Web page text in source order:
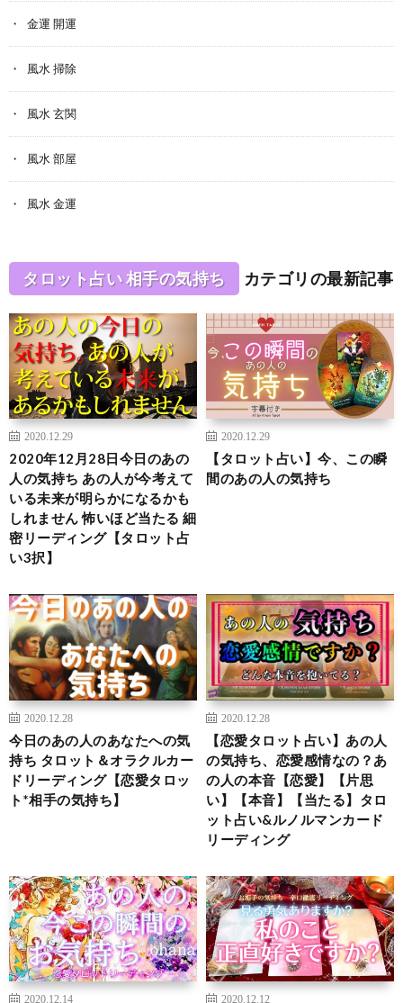
金運 開運
風水 掃除
風水 玄関
風水 部屋
風水 金運
タロット占い 相手の気持ち カテゴリの最新記事
2020.12.29
2020年12月28日今日のあの
人の気持ち あの人が今考えて
いる未来が明らかになるかも
しれません 怖いほど当たる 細
密リーディング【タロット占
い3択】
2020.12.29
【タロット占い】今、この瞬
間のあの人の気持ち
2020.12.28
今日のあの人のあなたへの気
持ち タロット＆オラクルカー
ドリーディング【恋愛タロッ
ト*相手の気持ち】
2020.12.28
【恋愛タロット占い】あの人
の気持ち、恋愛感情なの？あ
の人の本音【恋愛】【片思
い】【本音】【当たる】タロ
ット占い&ルノルマンカード
リーディング
2020.12.14 2020.12.12